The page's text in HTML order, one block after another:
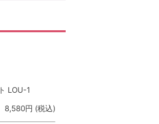
LOU-1
8,580円 (税込)